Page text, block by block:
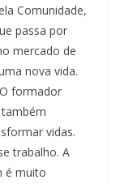
Comunidade,
passa por
mercado de
nova vida.
formador
também
vidas.
trabalho. A
é muito